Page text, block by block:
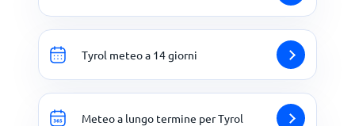
Tyrol meteo a 14 giorni
Meteo a lungo termine per Tyrol